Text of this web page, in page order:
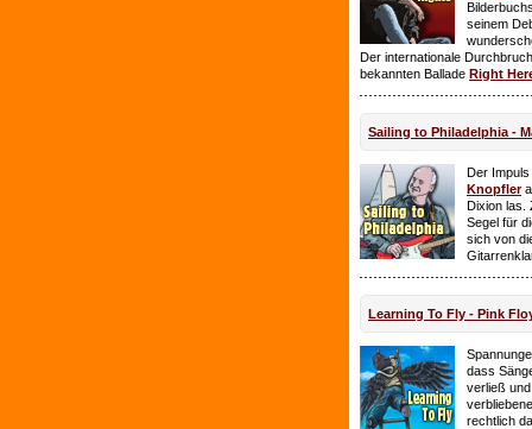
seinem
Der internationale
bekannten Ballade Right
Sailing to Philadelphia -
Der
Knopfler
Dixion las.
Segel für
sich von
Learning To Fly - Pink
dass
verließ
rechtlich